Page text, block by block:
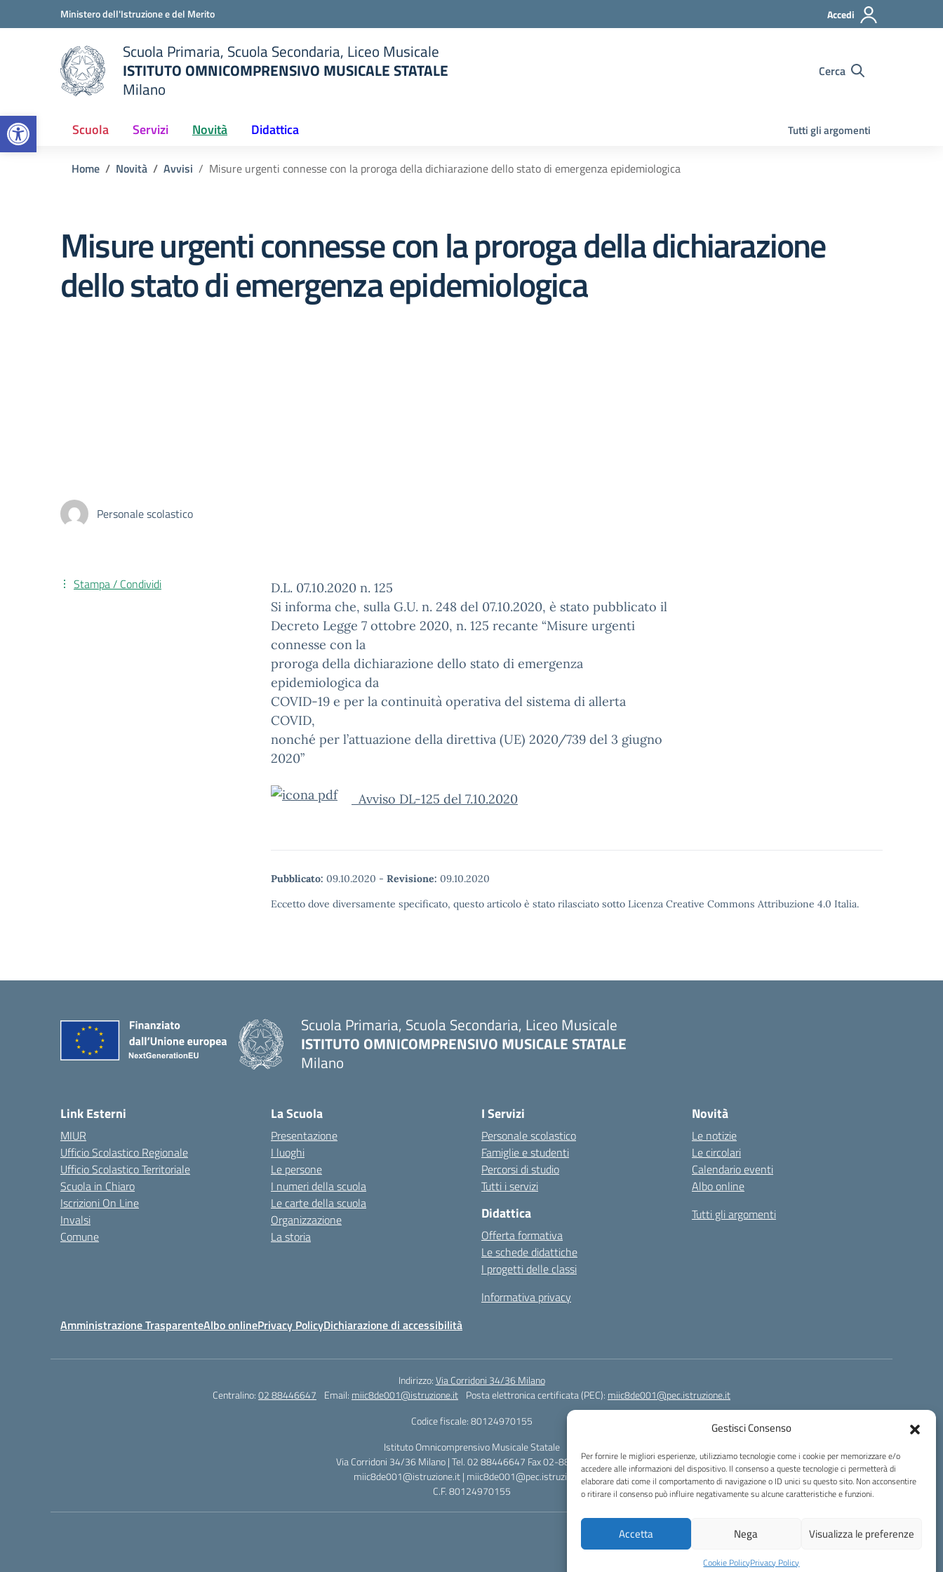
Open toolbar
Gestisci Consenso
Per fornire le migliori esperienze, utilizziamo tecnologie come i cookie per memorizzare e/o
accedere alle informazioni del dispositivo. Il consenso a queste tecnologie ci permetterà di
elaborare dati come il comportamento di navigazione o ID unici su questo sito. Non acconsentire
o ritirare il consenso può influire negativamente su alcune caratteristiche e funzioni.
Accetta Nega Visualizza le preferenze
Cookie PolicyPrivacy Policy
Vai ai contenuti
Vai al menu di navigazioneMinistero dell'Istruzione e del Merito Accedi
scuola
Scuola Primaria, Scuola Secondaria, Liceo Musicale
ISTITUTO OMNICOMPRENSIVO MUSICALE STATALE
Milano
Cerca
Scuola Servizi Novità Didattica Tutti gli argomenti
Home Novità Avvisi Misure urgenti connesse con la proroga della dichiarazione dello stato di emergenza epidemiologica
Misure urgenti connesse con la proroga della dichiarazione
dello stato di emergenza epidemiologica
Personale scolastico
D.L. 07.10.2020 n. 125
Si informa che, sulla G.U. n. 248 del 07.10.2020, è stato pubblicato il
Decreto Legge 7 ottobre 2020, n. 125 recante “Misure urgenti
connesse con la
proroga della dichiarazione dello stato di emergenza
epidemiologica da
COVID-19 e per la continuità operativa del sistema di allerta
COVID,
nonché per l’attuazione della direttiva (UE) 2020/739 del 3 giugno
2020”
Avviso DL-125 del 7.10.2020
Pubblicato: 09.10.2020 - Revisione: 09.10.2020
Eccetto dove diversamente specificato, questo articolo è stato rilasciato sotto Licenza Creative Commons Attribuzione 4.0 Italia.
Stampa / Condividi
Scuola Primaria, Scuola Secondaria, Liceo Musicale
ISTITUTO OMNICOMPRENSIVO MUSICALE STATALE
Milano
Link Esterni
MIUR
Ufficio Scolastico Regionale
Ufficio Scolastico Territoriale
Scuola in Chiaro
Iscrizioni On Line
Invalsi
Comune
La Scuola
Presentazione
I luoghi
Le persone
I numeri della scuola
Le carte della scuola
Organizzazione
La storia
I Servizi
Personale scolastico
Famiglie e studenti
Percorsi di studio
Tutti i servizi
Didattica
Offerta formativa
Le schede didattiche
I progetti delle classi
Informativa privacy
Novità
Le notizie
Le circolari
Calendario eventi
Albo online
Tutti gli argomenti
Amministrazione TrasparenteAlbo onlinePrivacy PolicyDichiarazione di accessibilità
Indirizzo:Via Corridoni 34/36 Milano
Centralino:02 88446647 Email: miic8de001@istruzione.it Posta elettronica certificata (PEC): miic8de001@pec.istruzione.it
Codice fiscale: 80124970155
Istituto Omnicomprensivo Musicale Statale
Via Corridoni 34/36 Milano | Tel. 02 88446647 Fax 02-88.440.328
miic8de001@istruzione.it | miic8de001@pec.istruzione.it
C.F. 80124970155
Idea e progetto di Designers Italia